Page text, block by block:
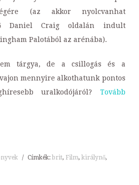
(az akkor nyolcvanhat
Daniel Craig oldalán indult
Palotából az arénába).
tárgya, de a csillogás és a
mennyire alkothatunk pontos
uralkodójáról?
Tovább
/ Címkék:brit, Film,királynő,